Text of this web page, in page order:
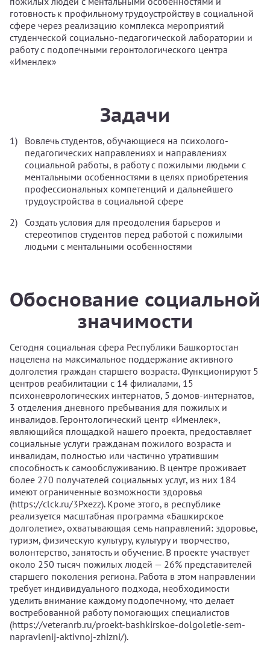
готовность к профильному трудоустройству в социальной
сфере через реализацию комплекса мероприятий
студенческой социально-педагогической лаборатории и
работу с подопечными геронтологического центра
«Именлек»
Задачи
Вовлечь студентов, обучающиеся на психолого-
педагогических направлениях и направлениях
социальной работы, в работу с пожилыми людьми с
ментальными особенностями в целях приобретения
профессиональных компетенций и дальнейшего
трудоустройства в социальной сфере
Создать условия для преодоления барьеров и
стереотипов студентов перед работой с пожилыми
людьми с ментальными особенностями
Обоснование социальной
значимости
Сегодня социальная сфера Республики Башкортостан
нацелена на максимальное поддержание активного
долголетия граждан старшего возраста. Функционируют 5
центров реабилитации с 14 филиалами, 15
психоневрологических интернатов, 5 домов-интернатов,
3 отделения дневного пребывания для пожилых и
инвалидов. Геронтологический центр «Именлек»,
являющийся площадкой нашего проекта, предоставляет
социальные услуги гражданам пожилого возраста и
инвалидам, полностью или частично утратившим
способность к самообслуживанию. В центре проживает
более 270 получателей социальных услуг, из них 184
имеют ограниченные возможности здоровья
(https://clck.ru/3Pxezz). Кроме этого, в республике
реализуется масштабная программа «Башкирское
долголетие», охватывающая семь направлений: здоровье,
туризм, физическую культуру, культуру и творчество,
волонтерство, занятость и обучение. В проекте участвует
около 250 тысяч пожилых людей — 26% представителей
старшего поколения региона. Работа в этом направлении
требует индивидуального подхода, необходимости
уделить внимание каждому подопечному, что делает
востребованной работу помогающих специалистов
(https://veteranrb.ru/proekt-bashkirskoe-dolgoletie-sem-
napravlenij-aktivnoj-zhizni/).